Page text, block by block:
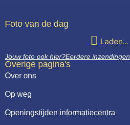
Foto van de dag
Laden...
Jouw foto ook hier?Eerdere inzendingen.
Overige pagina's
Over ons
Op weg
Openingstijden informatiecentra